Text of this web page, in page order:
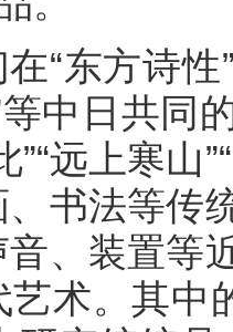
“东方诗性
等中日共
”“远上寒山
书法等传
、装置等
术。其中